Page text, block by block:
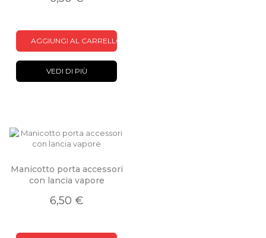
AGGIUNGI AL CARRELLO
VEDI DI PIÙ
Manicotto porta accessori
con lancia vapore
6,50 €